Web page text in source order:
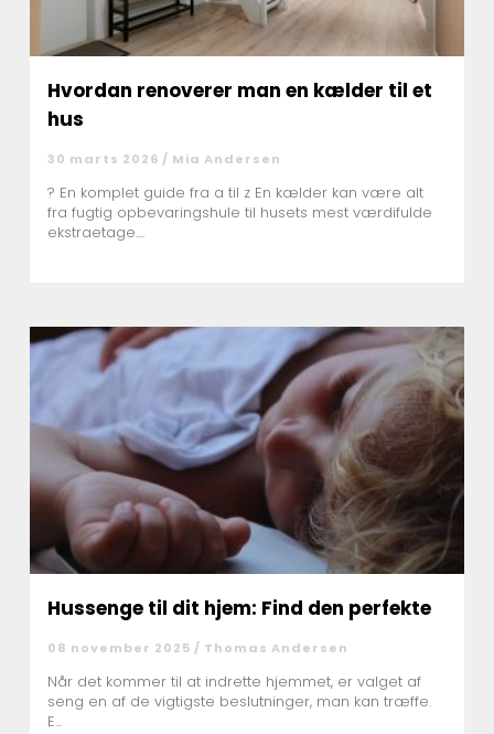
Hvordan renoverer man en kælder til et
hus
30 marts 2026 / Mia Andersen
? En komplet guide fra a til z En kælder kan være alt
fra fugtig opbevaringshule til husets mest værdifulde
ekstraetage....
Hussenge til dit hjem: Find den perfekte
08 november 2025 / Thomas Andersen
Når det kommer til at indrette hjemmet, er valget af
seng en af de vigtigste beslutninger, man kan træffe.
E...